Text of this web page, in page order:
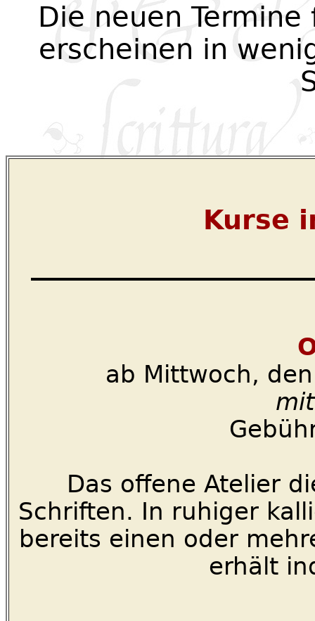
Die neuen
erscheinen in
Kurse
ab Mittwoch,
Das offene Atelier
Schriften. In ruhiger
bereits einen oder
erhält